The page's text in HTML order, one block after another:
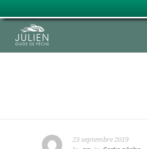
23 septembre 2019